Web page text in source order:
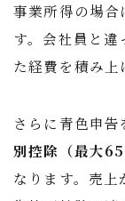
事業所得の場合
す。会社員と
た経費を積み上
さらに青色申
別控除（最大65
なります。売